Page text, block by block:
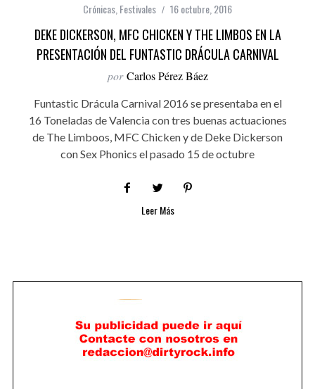
Crónicas Festivales 16 octubre, 2016
DEKE DICKERSON, MFC CHICKEN Y THE LIMBOS EN LA
PRESENTACIÓN DEL FUNTASTIC DRÁCULA CARNIVAL
por Carlos Pérez Báez
Funtastic Drácula Carnival 2016 se presentaba en el
16 Toneladas de Valencia con tres buenas actuaciones
de The Limboos, MFC Chicken y de Deke Dickerson
con Sex Phonics el pasado 15 de octubre
Leer Más